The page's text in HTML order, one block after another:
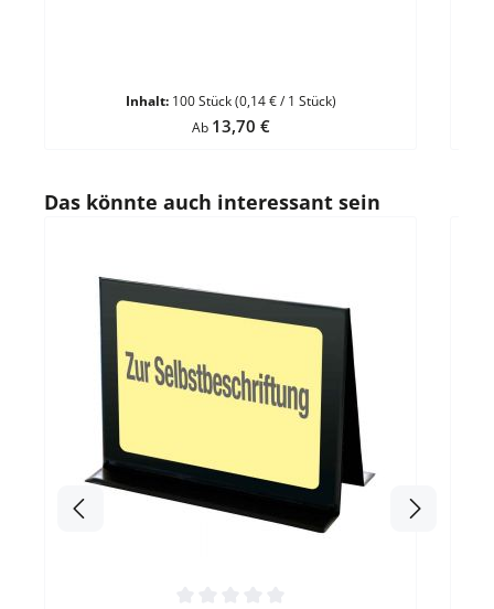
Inhalt: 100 Stück(0,14 € / 1 Stück)
Regulärer Preis:
Ab 13,70 €
Produktgalerie überspringen
Das könnte auch interessant sein